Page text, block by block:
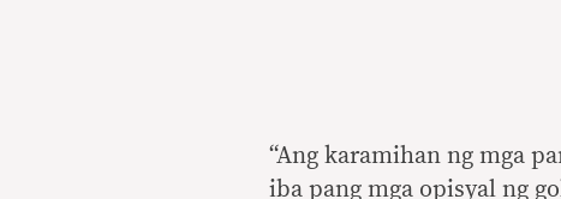
“Ang karamihan ng mga
iba pang mga opisyal ng